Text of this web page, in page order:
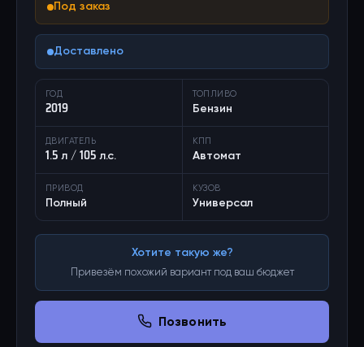
Под заказ
Доставлено
ГОД
2019
ТОПЛИВО
Бензин
ДВИГАТЕЛЬ
1.5 л / 105 л.с.
КПП
Автомат
ПРИВОД
Полный
КУЗОВ
Универсал
Хотите такую же?
Привезём похожий вариант под ваш бюджет
Позвонить